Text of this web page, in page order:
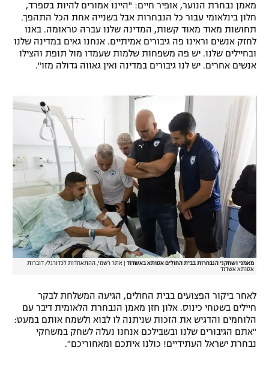
תגיות
המגזין
מאמן נבחרת הנוער, אופיר חיים: "היינו אמורים להיות בספרד,
חלון בינלאומי עבור כל הנבחרות אבל בשנייה אחת הכל התהפך.
תחושות מאוד מאוד קשות, המדינה שלנו עברה טראומה. באנו
לחזק אנשים וראינו פה גיבורים אמיתיים. אנחנו גאים במדינה שלנו
ובחיילים שלנו. יש פה משפחות שלמות שעמדו מול תופת והצילו
אנשים אחרים. יש לנו גיבורים במדינה ואין גאווה גדולה מזו".
מאמני ושחקני הנבחרות בבית החולים אסותא באשדוד
אתר רשמי, ההתאחדות לכדורגל/ דוברות
אסותא אשדוד
לאחר ביקור הפצועים בבית החולים, הגיעה המשלחת לבקר
חיילים בשטחי כינוס. אלון חזן מאמן הנבחרת הלאומית דיבר עם
הלוחמים והדגיש את הזכות שניתנה לו לבוא ולשמח אותם במעט:
"אתם הגיבורים שלנו ובשבילכם אנחנו נעלה לשחק במשחקי
נבחרת ישראל העתידיים! כולנו איתכם ומאחוריכם".